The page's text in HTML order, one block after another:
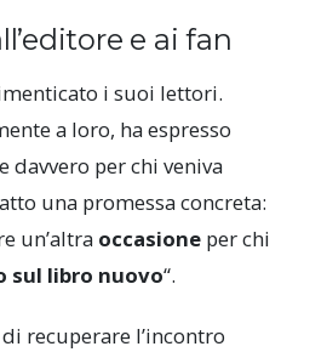
e ai fan
i suoi lettori.
a loro, ha espresso
davvero per chi veniva
una promessa concreta:
un’altra occasione per chi
sul libro nuovo“.
recuperare l’incontro